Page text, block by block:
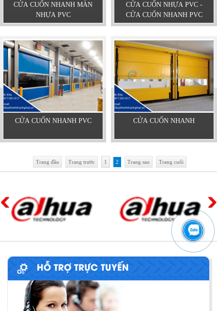
CỬA CUỐN NHANH MÀN
NHỰA PVC
CỬA CUỐN NHỰA PVC -
CỬA CUỐN NHANH PVC
CỬA CUỐN NHANH PVC CỬA CUỐN NHANH
Trang đầu Trang trước 1 2 Trang sau Trang cuối
HỖ TRỢ TRỰC TUYẾN